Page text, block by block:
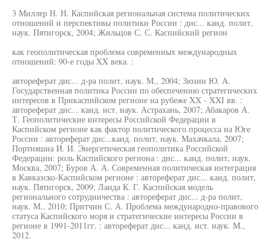
3 Миллер Н. Н. Каспийская региональная система политических
отношений и перспективы политики России : дис... канд. полит,
наук. Пятигорск, 2004; Жильцов С. С. Каспийский регион
как геополитическая проблема современных международных
отношений: 90-е годы XX века. :
автореферат дис... д-ра полит, наук. М., 2004; Зюзин Ю. А.
Государственная политика России по обеспечению стратегических
интересов в Прикаспийском регионе на рубеже XX - XXI вв. :
автореферат дис... канд. ист. наук. Астрахань, 2007; Абакаров А.
Т. Геополитические интересы Российской Федерации в
Каспийском регионе как фактор политического процесса на Юге
России : автореферат дис...канд. полит, наук. Махачкала, 2007;
Портняшна И. И. Энергетическая геополитика Российской
Федерации: роль Каспийского региона : дис... канд. полит, наук.
Москва, 2007; Буров А. А. Современная политическая интеграция
в Кавказско-Каспийском регионе : автореферат дис... канд. полит,
наук. Пятигорск, 2009; Ланда К. Г. Каспийская модель
регионального сотрудничества : автореферат дис... д-ра полит,
наук. М., 2010; Притчин С. А. Проблема международно-правового
статуса Каспийского моря и стратегические интересы России в
регионе в 1991-2011гг. : автореферат дис... канд. ист. наук. М.,
2012.